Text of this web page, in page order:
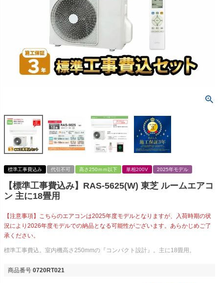
標準工事費込み 代引不可 高さ250ｍｍ以下 単相200V 2025年モデル
【標準工事費込み】RAS-5625(W) 東芝 ルームエアコ
ン 主に18畳用
【注意事項】こちらのエアコンは2025年度モデルとなりますが、入荷時期の状
況により2026年度モデルでの納品となる可能性がございます。あらかじめご了
承ください。
標準工事費込。室内機高さ250mmの『コンパクト設計』。主に18畳用。
商品番号 0720RT021